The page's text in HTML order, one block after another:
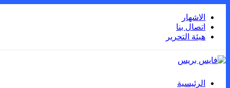
الاشهار
اتصال بنا
هيئة التحرير
الرئيسية